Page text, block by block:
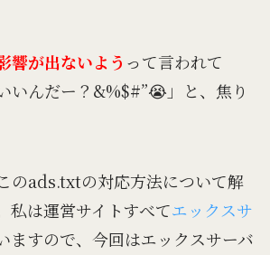
響が出ないよう って言われて
いんだー？&%$#”😭」と、焦り
のads.txtの対応方法について解
私は運営サイトすべてエックスサ
ますので、今回はエックスサーバ